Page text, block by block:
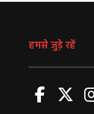
हमसे जुड़े रहें